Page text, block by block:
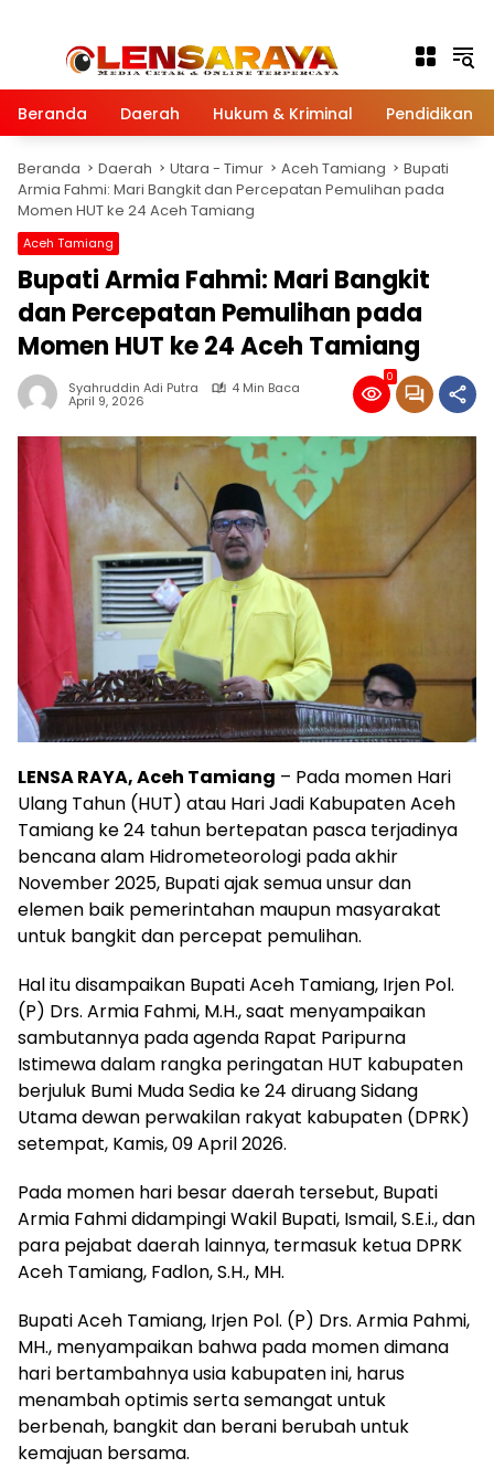
Beranda Daerah Hukum & Kriminal Pendidikan
Beranda Daerah Utara - Timur Aceh Tamiang
Bupati
Armia Fahmi: Mari Bangkit dan Percepatan Pemulihan pada
Momen HUT ke 24 Aceh Tamiang
Aceh Tamiang
Bupati Armia Fahmi: Mari Bangkit
dan Percepatan Pemulihan pada
Momen HUT ke 24 Aceh Tamiang
Syahruddin Adi Putra 4 Min Baca
April 9, 2026
0
LENSA RAYA, Aceh Tamiang – Pada momen Hari
Ulang Tahun (HUT) atau Hari Jadi Kabupaten Aceh
Tamiang ke 24 tahun bertepatan pasca terjadinya
bencana alam Hidrometeorologi pada akhir
November 2025, Bupati ajak semua unsur dan
elemen baik pemerintahan maupun masyarakat
untuk bangkit dan percepat pemulihan.
Hal itu disampaikan Bupati Aceh Tamiang, Irjen Pol.
(P) Drs. Armia Fahmi, M.H., saat menyampaikan
sambutannya pada agenda Rapat Paripurna
Istimewa dalam rangka peringatan HUT kabupaten
berjuluk Bumi Muda Sedia ke 24 diruang Sidang
Utama dewan perwakilan rakyat kabupaten (DPRK)
setempat, Kamis, 09 April 2026.
Pada momen hari besar daerah tersebut, Bupati
Armia Fahmi didampingi Wakil Bupati, Ismail, S.E.i., dan
para pejabat daerah lainnya, termasuk ketua DPRK
Aceh Tamiang, Fadlon, S.H., MH.
Bupati Aceh Tamiang, Irjen Pol. (P) Drs. Armia Pahmi,
MH., menyampaikan bahwa pada momen dimana
hari bertambahnya usia kabupaten ini, harus
menambah optimis serta semangat untuk
berbenah, bangkit dan berani berubah untuk
kemajuan bersama.